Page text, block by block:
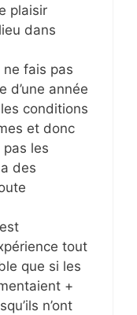
plaisir
dans
ne fais pas
d’une année
conditions
et donc
les
des
tout
que si les
+
n’ont